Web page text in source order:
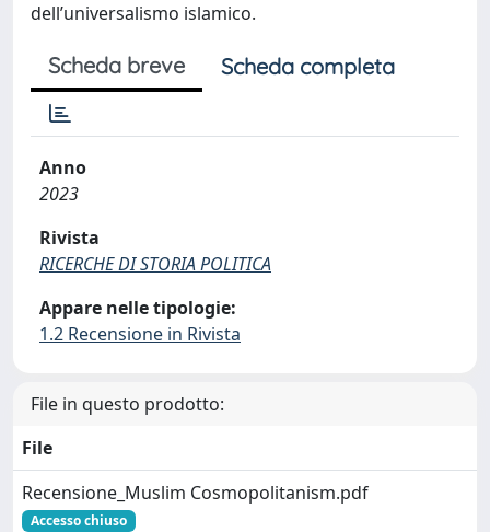
dell’universalismo islamico.
Scheda breve Scheda completa
Anno
2023
Rivista
RICERCHE DI STORIA POLITICA
Appare nelle tipologie:
1.2 Recensione in Rivista
File in questo prodotto:
File
Recensione_Muslim Cosmopolitanism.pdf
Accesso chiuso